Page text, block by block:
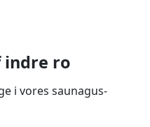
indre ro
i vores saunagus-